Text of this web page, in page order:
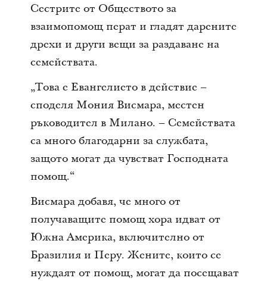
Сестрите от Обществото за
взаимопомощ перат и гладят дарените
дрехи и други вещи за раздаване на
семействата.
„Това е Евангелието в действие –
споделя Мония Висмара, местен
ръководител в Милано. – Семействата
са много благодарни за службата,
защото могат да чувстват Господната
помощ.“
Висмара добавя, че много от
получаващите помощ хора идват от
Южна Америка, включително от
Бразилия и Перу. Жените, които се
нуждаят от помощ, могат да посещават